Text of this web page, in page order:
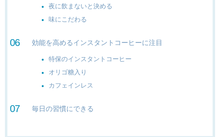
夜に飲まないと決める
味にこだわる
効能を高めるインスタントコーヒーに注目
特保のインスタントコーヒー
オリゴ糖入り
カフェインレス
毎日の習慣にできる